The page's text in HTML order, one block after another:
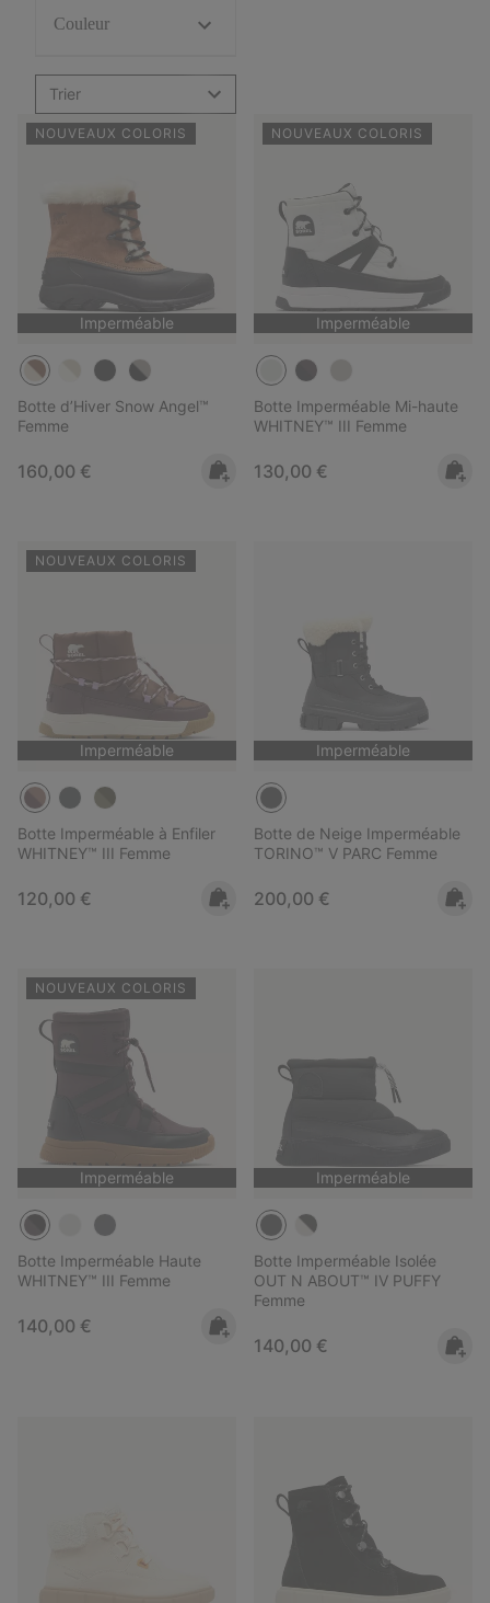
Couleur
Trier
NOUVEAUX COLORIS
Imperméable
Botte d’Hiver Snow Angel™
Femme
Regular price:
160,00 €
NOUVEAUX COLORIS
Imperméable
Botte Imperméable Mi-haute
WHITNEY™ III Femme
Regular price:
130,00 €
NOUVEAUX COLORIS
Imperméable
Botte Imperméable à Enfiler
WHITNEY™ III Femme
Regular price:
120,00 €
Imperméable
Botte de Neige Imperméable
TORINO™ V PARC Femme
Regular price:
200,00 €
NOUVEAUX COLORIS
Imperméable
Botte Imperméable Haute
WHITNEY™ III Femme
Regular price:
140,00 €
Imperméable
Botte Imperméable Isolée
OUT N ABOUT™ IV PUFFY
Femme
Regular price:
140,00 €